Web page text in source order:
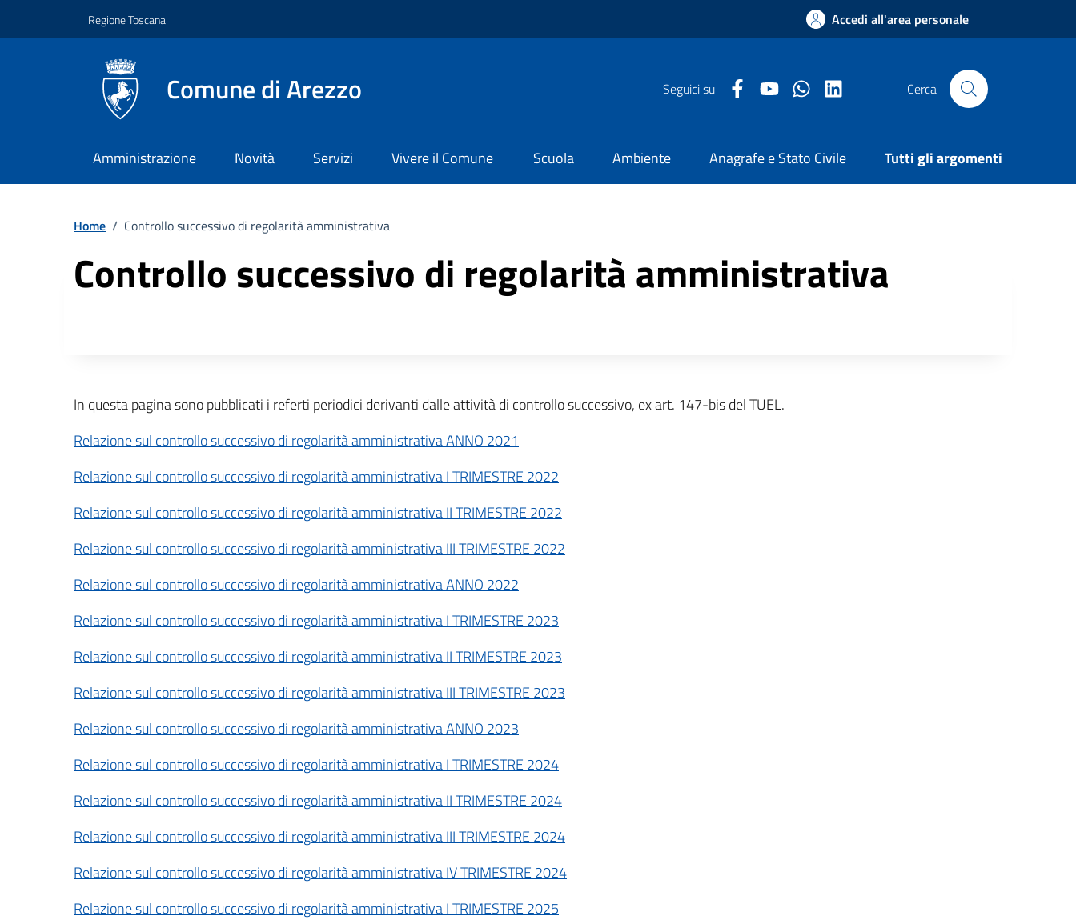
Regione Toscana Accedi all'area personale
Comune di Arezzo Seguici su Facebook Comune di Arezzo
Youtube Comune di Arezzo
Twitter Comune di Arezzo
LinkedIn Comune di Arezzo
Cerca
Amministrazione Novità Servizi Vivere il Comune Scuola Ambiente Anagrafe e Stato Civile Tutti gli argomenti
Home / Controllo successivo di regolarità amministrativa
Controllo successivo di regolarità amministrativa
Descrizione completa
In questa pagina sono pubblicati i referti periodici derivanti dalle attività di controllo successivo, ex art. 147-bis del TUEL.
Relazione sul controllo successivo di regolarità amministrativa ANNO 2021
Relazione sul controllo successivo di regolarità amministrativa I TRIMESTRE 2022
Relazione sul controllo successivo di regolarità amministrativa II TRIMESTRE 2022
Relazione sul controllo successivo di regolarità amministrativa III TRIMESTRE 2022
Relazione sul controllo successivo di regolarità amministrativa ANNO 2022
Relazione sul controllo successivo di regolarità amministrativa I TRIMESTRE 2023
Relazione sul controllo successivo di regolarità amministrativa II TRIMESTRE 2023
Relazione sul controllo successivo di regolarità amministrativa III TRIMESTRE 2023
Relazione sul controllo successivo di regolarità amministrativa ANNO 2023
Relazione sul controllo successivo di regolarità amministrativa I TRIMESTRE 2024
Relazione sul controllo successivo di regolarità amministrativa II TRIMESTRE 2024
Relazione sul controllo successivo di regolarità amministrativa III TRIMESTRE 2024
Relazione sul controllo successivo di regolarità amministrativa IV TRIMESTRE 2024
Relazione sul controllo successivo di regolarità amministrativa I TRIMESTRE 2025